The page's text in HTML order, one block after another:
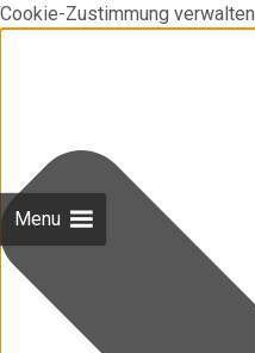
Cookie-Zustimmung verwalten
Menu